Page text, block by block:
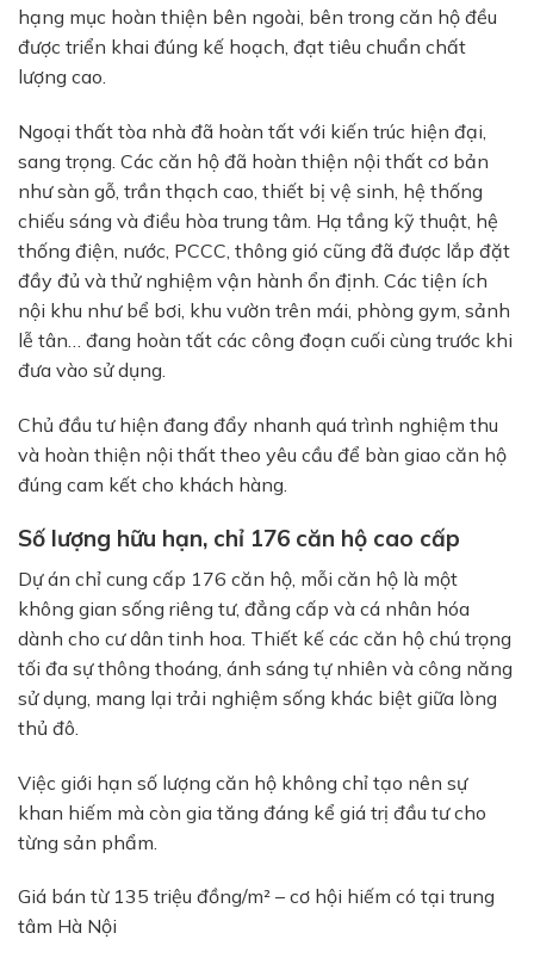
hạng mục hoàn thiện bên ngoài, bên trong căn hộ đều
được triển khai đúng kế hoạch, đạt tiêu chuẩn chất
lượng cao.
Ngoại thất tòa nhà đã hoàn tất với kiến trúc hiện đại,
sang trọng. Các căn hộ đã hoàn thiện nội thất cơ bản
như sàn gỗ, trần thạch cao, thiết bị vệ sinh, hệ thống
chiếu sáng và điều hòa trung tâm. Hạ tầng kỹ thuật, hệ
thống điện, nước, PCCC, thông gió cũng đã được lắp đặt
đầy đủ và thử nghiệm vận hành ổn định. Các tiện ích
nội khu như bể bơi, khu vườn trên mái, phòng gym, sảnh
lễ tân… đang hoàn tất các công đoạn cuối cùng trước khi
đưa vào sử dụng.
Chủ đầu tư hiện đang đẩy nhanh quá trình nghiệm thu
và hoàn thiện nội thất theo yêu cầu để bàn giao căn hộ
đúng cam kết cho khách hàng.
Số lượng hữu hạn, chỉ 176 căn hộ cao cấp
Dự án chỉ cung cấp 176 căn hộ, mỗi căn hộ là một
không gian sống riêng tư, đẳng cấp và cá nhân hóa
dành cho cư dân tinh hoa. Thiết kế các căn hộ chú trọng
tối đa sự thông thoáng, ánh sáng tự nhiên và công năng
sử dụng, mang lại trải nghiệm sống khác biệt giữa lòng
thủ đô.
Việc giới hạn số lượng căn hộ không chỉ tạo nên sự
khan hiếm mà còn gia tăng đáng kể giá trị đầu tư cho
từng sản phẩm.
Giá bán từ 135 triệu đồng/m² – cơ hội hiếm có tại trung
tâm Hà Nội